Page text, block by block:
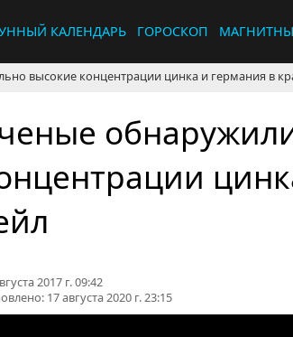
КАЛЕНДАРЬ ГОРОСКОП
высокие концентрации цинка и германия в
2017 г. 09:42
17 августа 2020 г. 23:15